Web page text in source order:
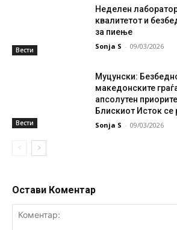
Вести
Неделен
квалитетот и
за пиење
Sonja S - 09/03/2026
Вести
Муцунски:
македонските
апсолутен
Блискиот Исток
Sonja S - 09/03/2026
Остави Коментар